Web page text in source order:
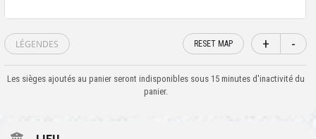
LÉGENDES RESET MAP + -
Les sièges ajoutés au panier seront indisponibles sous 15 minutes d'inactivité du
panier.